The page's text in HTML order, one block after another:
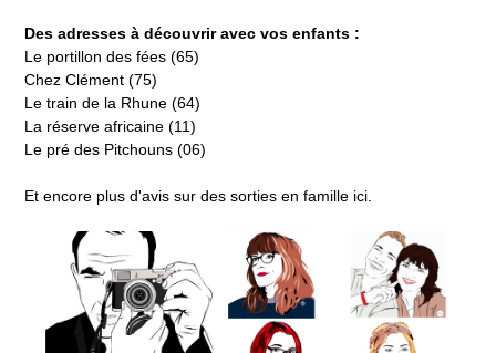
Des adresses à découvrir avec vos enfants :
Le portillon des fées (65)
Chez Clément (75)
Le train de la Rhune (64)
La réserve africaine (11)
Le pré des Pitchouns (06)
Et encore plus d'avis sur des sorties en famille ici.